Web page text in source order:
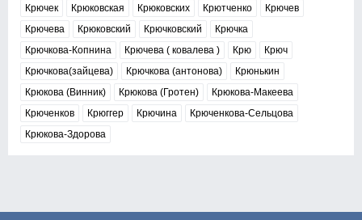
Крючек
Крюковская Крюковских Крютченко
Крючев
Крючева
Крюковский Крючковский
Крючка
Крючкова-Копнина
Крючева ( ковалева ) Крю
Крюч
Крючкова(зайцева)
Крючкова (антонова)
Крюнькин
Крюкова (Винник)
Крюкова (Гротен)
Крюкова-Макеева
Крюченков
Крюггер Крючина
Крюченкова-Сельцова
Крюкова-Здорова